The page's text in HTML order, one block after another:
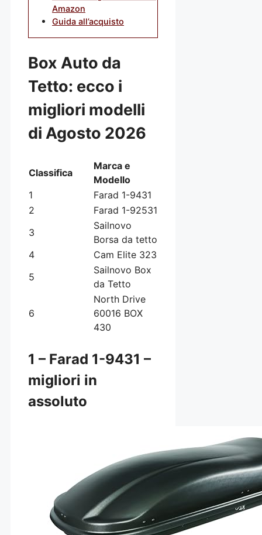
Amazon
Guida all’acquisto
Box Auto da
Tetto: ecco i
migliori modelli
di Agosto 2026
Classifica
Marca e
Modello
1
Farad 1-9431
2
Farad 1-92531
3
Sailnovo
Borsa da tetto
4
Cam Elite 323
5
Sailnovo Box
da Tetto
6
North Drive
60016 BOX
430
1 – Farad 1-9431 –
migliori in
assoluto